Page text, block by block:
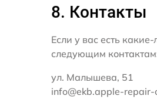
8. Контакты
Если у вас есть
следующим
ул. Малышева, 51
info@ekb.apple-repair-